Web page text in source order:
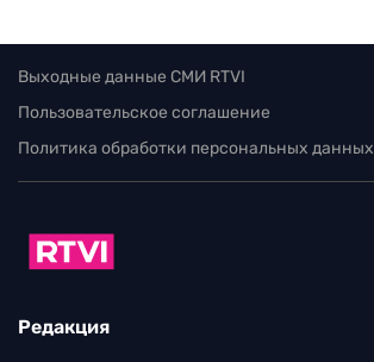
Выходные данные СМИ RTVI
Пользовательское соглашение
Политика обработки персональных данных
Редакция